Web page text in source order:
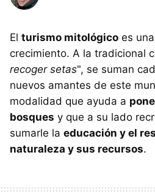
El turismo mitológico es
crecimiento. A la tradicional
recoger setas", se suman
nuevos amantes de este
modalidad que ayuda a
bosques y que a su lado
sumarle la educación y el
naturaleza y sus recursos.